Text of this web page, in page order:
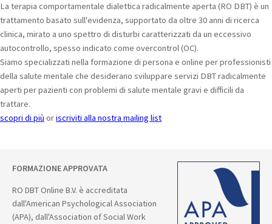
La terapia comportamentale dialettica radicalmente aperta (RO DBT) è un
trattamento basato sull'evidenza, supportato da oltre 30 anni di ricerca
clinica, mirato a uno spettro di disturbi caratterizzati da un eccessivo
autocontrollo, spesso indicato come overcontrol (OC).
Siamo specializzati nella formazione di persona e online per professionisti
della salute mentale che desiderano sviluppare servizi DBT radicalmente
aperti per pazienti con problemi di salute mentale gravi e difficili da
trattare.
scopri di più oriscriviti alla nostra mailing list
FORMAZIONE APPROVATA
RO DBT Online B.V. è accreditata
dall'American Psychological Association
(APA), dall'Association of Social Work